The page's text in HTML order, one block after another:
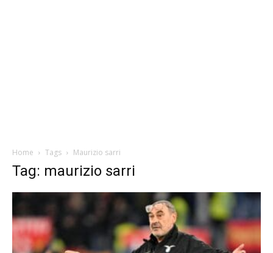
Home Tags Maurizio sarri
Tag: maurizio sarri